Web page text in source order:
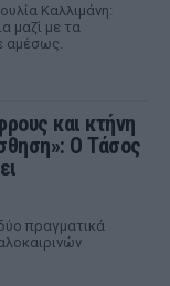
Καλλιμάνη:
μαζί με τα
αμέσως.
και κτήνη
Ο Τάσος
πραγματικά